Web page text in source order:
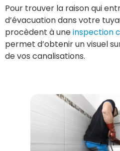
Pour trouver la raison qui
d’évacuation dans votre
procèdent à uneinspection
permet d’obtenir un visuel
de vos canalisations.